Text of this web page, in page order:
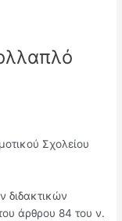
Σχολείου
διδακτικών
άρθρου 84 του ν.